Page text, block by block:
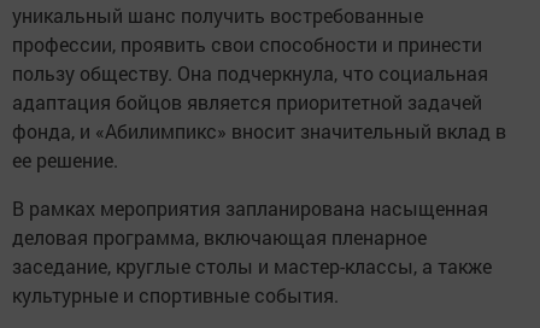
уникальный шанс получить востребованные
профессии, проявить свои способности и принести
пользу обществу. Она подчеркнула, что социальная
адаптация бойцов является приоритетной задачей
фонда, и «Абилимпикс» вносит значительный вклад в
ее решение.
В рамках мероприятия запланирована насыщенная
деловая программа, включающая пленарное
заседание, круглые столы и мастер-классы, а также
культурные и спортивные события.